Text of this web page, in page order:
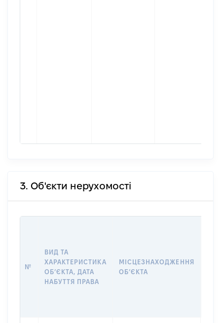
3. Об'єкти нерухомості
№
ВИД ТА
ХАРАКТЕРИСТИКА
ОБʼЄКТА, ДАТА
НАБУТТЯ ПРАВА
МІСЦЕЗНАХОДЖЕННЯ
ОБʼЄКТА